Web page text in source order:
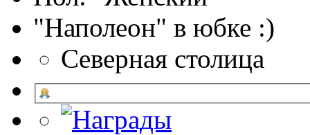
"Наполеон" в юбке :)
Северная столица